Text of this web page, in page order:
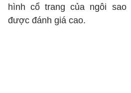
hình cổ trang của ngôi sao
được đánh giá cao.